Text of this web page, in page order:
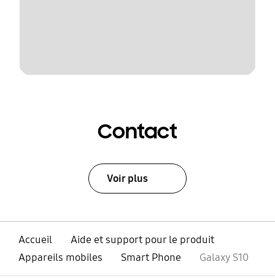
Contact
Voir plus
Accueil
Aide et support pour le produit
Appareils mobiles
Smart Phone Galaxy S10